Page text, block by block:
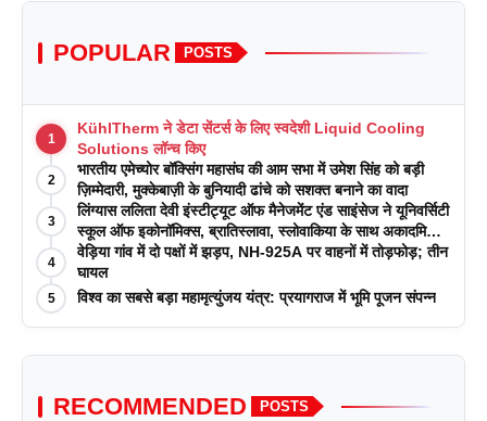
POPULAR POSTS
1
KühlTherm ने डेटा सेंटर्स के लिए स्वदेशी Liquid Cooling
Solutions लॉन्च किए
2
भारतीय एमेच्योर बॉक्सिंग महासंघ की आम सभा में उमेश सिंह को बड़ी
ज़िम्मेदारी, मुक्केबाज़ी के बुनियादी ढांचे को सशक्त बनाने का वादा
3
लिंग्यास ललिता देवी इंस्टीट्यूट ऑफ मैनेजमेंट एंड साइंसेज ने यूनिवर्सिटी
स्कूल ऑफ इकोनॉमिक्स, ब्रातिस्लावा, स्लोवाकिया के साथ अकादमिक
पत्रिकाओं में प्रकाशन रणनीतियों पर एक दिवसीय कार्यशाला का
आयोजन किया
4
वेड़िया गांव में दो पक्षों में झड़प, NH-925A पर वाहनों में तोड़फोड़; तीन
घायल
5 विश्व का सबसे बड़ा महामृत्युंजय यंत्र: प्रयागराज में भूमि पूजन संपन्न
RECOMMENDED POSTS